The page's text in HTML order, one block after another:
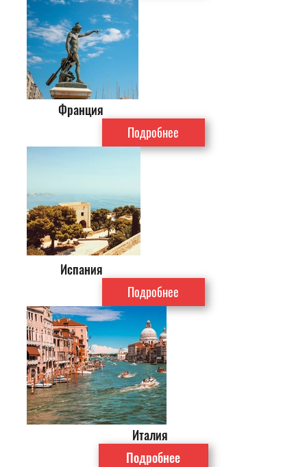
Франция
Подробнее
Испания
Подробнее
Италия
Подробнее